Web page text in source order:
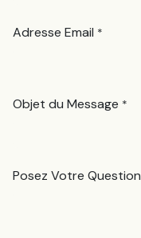
Adresse Email *
Objet du Message *
Posez Votre Question